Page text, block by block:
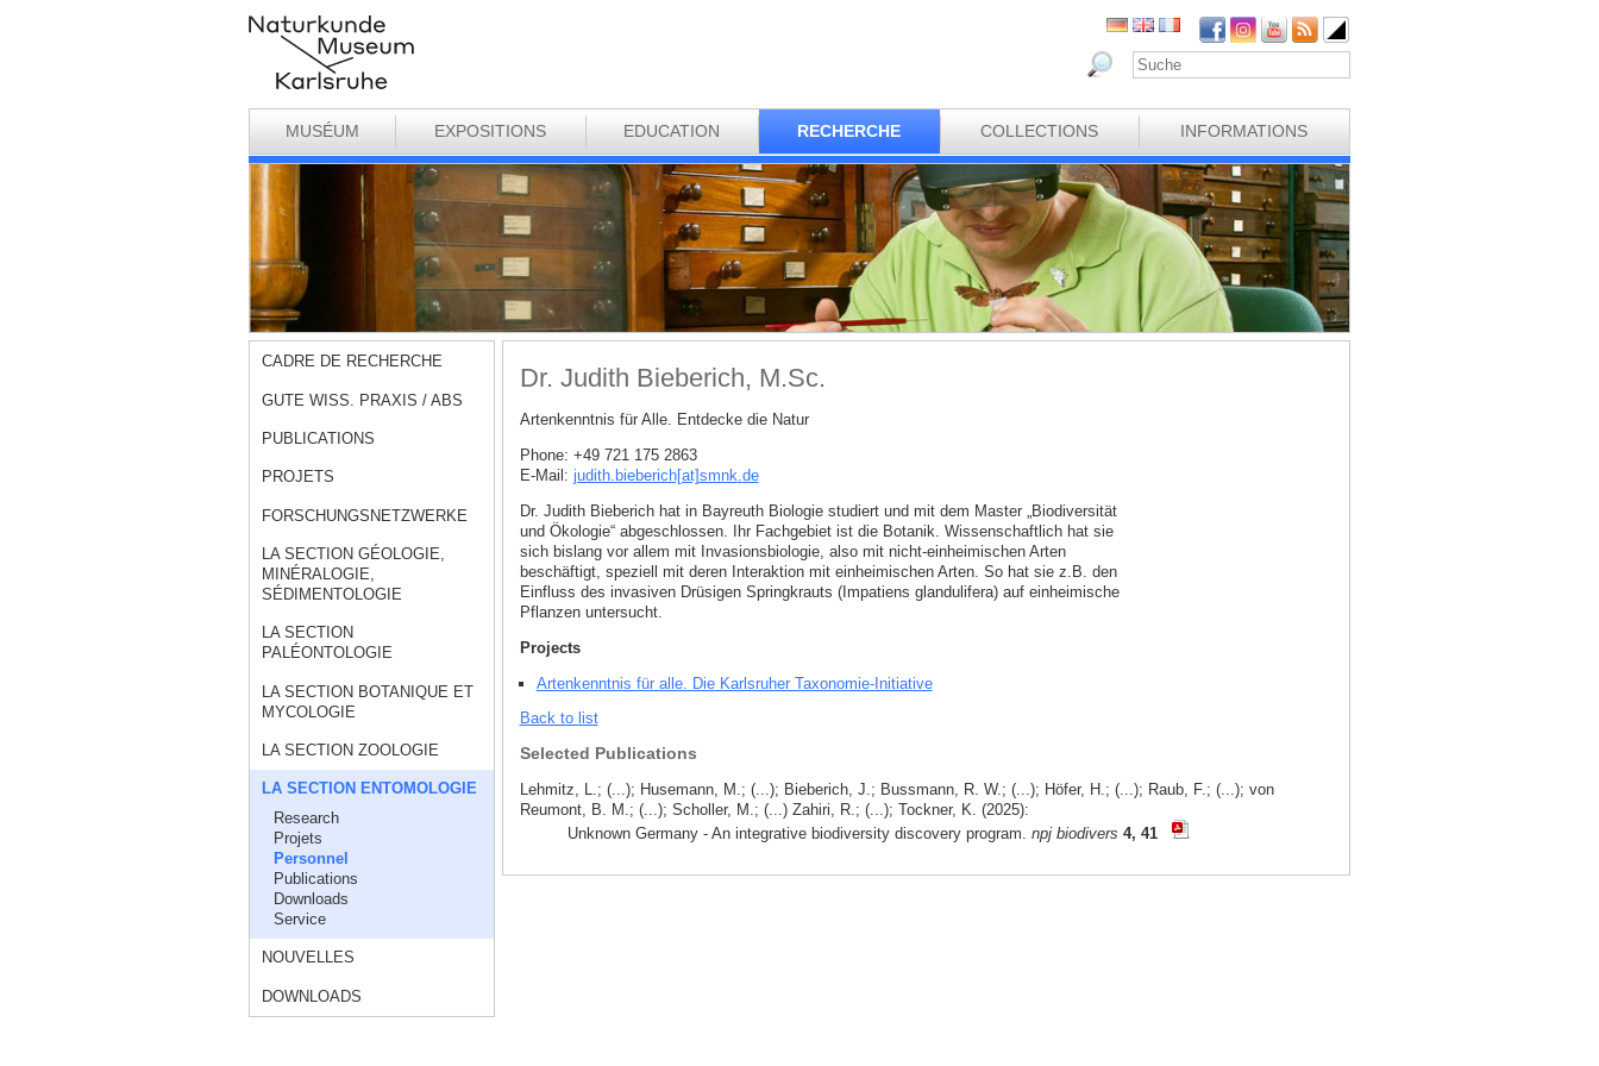
MUSÉUM EXPOSITIONS EDUCATION RECHERCHE COLLECTIONS INFORMATIONS
CADRE DE RECHERCHE
GUTE WISS. PRAXIS / ABS
PUBLICATIONS
PROJETS
FORSCHUNGSNETZWERKE
LA SECTION GÉOLOGIE,
MINÉRALOGIE,
SÉDIMENTOLOGIE
LA SECTION
PALÉONTOLOGIE
LA SECTION BOTANIQUE ET
MYCOLOGIE
LA SECTION ZOOLOGIE
LA SECTION ENTOMOLOGIE
Research
Projets
Personnel
Publications
Downloads
Service
NOUVELLES
DOWNLOADS
Dr. Judith Bieberich, M.Sc.
Artenkenntnis für Alle. Entdecke die Natur
Phone: +49 721 175 2863
E-Mail: judith.bieberich[at]smnk.de
Dr. Judith Bieberich hat in Bayreuth Biologie studiert und mit dem Master „Biodiversität
und Ökologie“ abgeschlossen. Ihr Fachgebiet ist die Botanik. Wissenschaftlich hat sie
sich bislang vor allem mit Invasionsbiologie, also mit nicht-einheimischen Arten
beschäftigt, speziell mit deren Interaktion mit einheimischen Arten. So hat sie z.B. den
Einfluss des invasiven Drüsigen Springkrauts (Impatiens glandulifera) auf einheimische
Pflanzen untersucht.
Projects
Artenkenntnis für alle. Die Karlsruher Taxonomie-Initiative
Back to list
Selected Publications
Lehmitz, L.; (...); Husemann, M.; (...); Bieberich, J.; Bussmann, R. W.; (...); Höfer, H.; (...); Raub, F.; (...); von
Reumont, B. M.; (...); Scholler, M.; (...) Zahiri, R.; (...); Tockner, K. (2025):
Unknown Germany - An integrative biodiversity discovery program. npj biodivers 4, 41